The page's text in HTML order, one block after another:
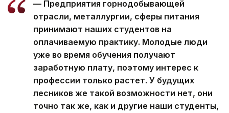
— Предприятия горнодобывающей
отрасли, металлургии, сферы питания
принимают наших студентов на
оплачиваемую практику. Молодые люди
уже во время обучения получают
заработную плату, поэтому интерес к
профессии только растет. У будущих
лесников же такой возможности нет, они
точно так же, как и другие наши студенты,